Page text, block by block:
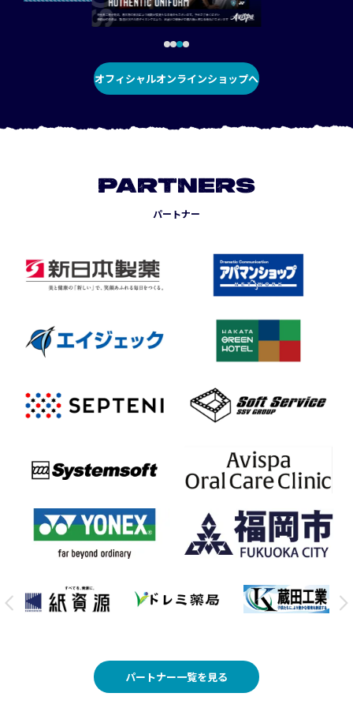
オフィシャルオンラインショップへ
PARTNERS
パートナー
パートナー一覧を見る